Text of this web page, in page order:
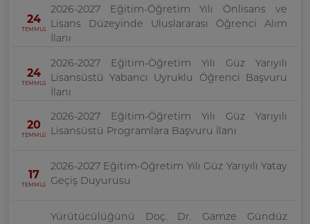
24
TEMMUZ
2026-2027 Eğitim-Öğretim Yılı Önlisans ve
Lisans Düzeyinde Uluslararası Öğrenci Alım
İlanı
24
TEMMUZ
2026-2027 Eğitim-Öğretim Yılı Güz Yarıyılı
Lisansüstü Yabancı Uyruklu Öğrenci Başvuru
İlanı
20
TEMMUZ
2026-2027 Eğitim-Öğretim Yılı Güz Yarıyılı
Lisansüstü Programlara Başvuru İlanı
17
TEMMUZ
2026-2027 Eğitim-Öğretim Yılı Güz Yarıyılı Yatay
Geçiş Duyurusu
Yürütücülüğünü Doç. Dr. Gamze Gündüz